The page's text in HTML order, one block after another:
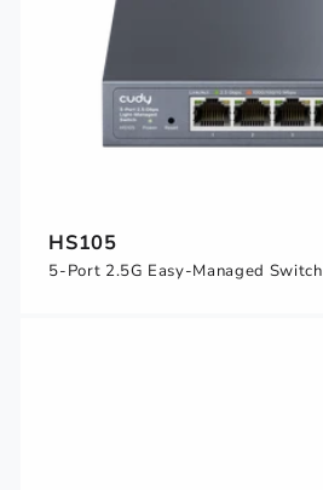
HS105
5-Port 2.5G Easy-Managed Switch